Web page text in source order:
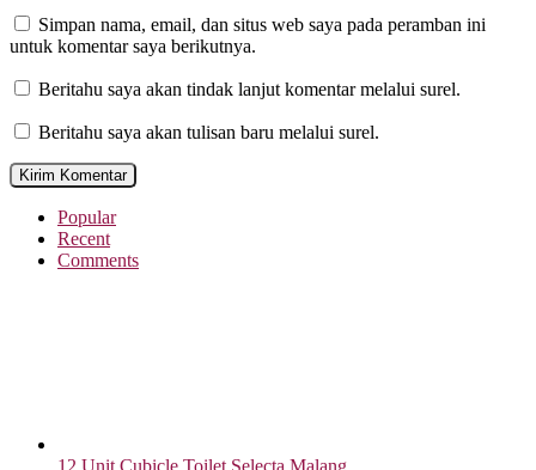
Simpan nama, email, dan situs web saya pada peramban ini
untuk komentar saya berikutnya.
Beritahu saya akan tindak lanjut komentar melalui surel.
Beritahu saya akan tulisan baru melalui surel.
Popular
Recent
Comments